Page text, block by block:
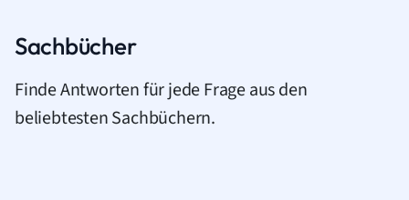
Sachbücher
Finde Antworten für jede Frage aus den
beliebtesten Sachbüchern.